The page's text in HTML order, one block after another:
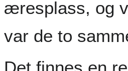
æresplass, og
var de to